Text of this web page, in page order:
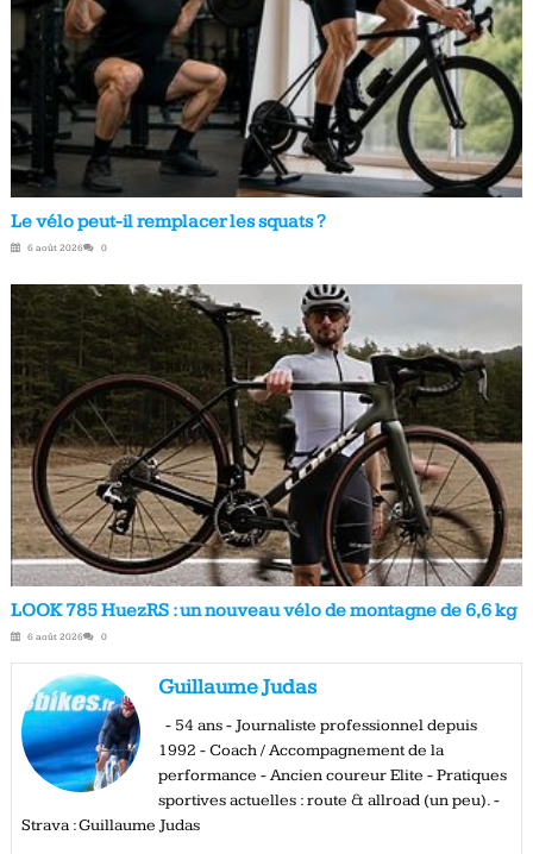
Le vélo peut-il remplacer les squats ?
6 août 2026 0
LOOK 785 HuezRS : un nouveau vélo de montagne de 6,6 kg
6 août 2026 0
Guillaume Judas
- 54 ans - Journaliste professionnel depuis
1992 - Coach / Accompagnement de la
performance - Ancien coureur Elite - Pratiques
sportives actuelles : route & allroad (un peu). -
Strava : Guillaume Judas